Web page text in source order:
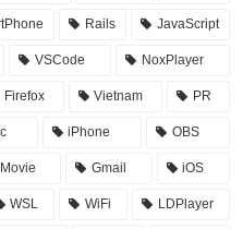
Rails JavaScript
VSCode NoxPlayer
Firefox Vietnam PR
iPhone OBS
Movie Gmail iOS
WSL WiFi LDPlayer